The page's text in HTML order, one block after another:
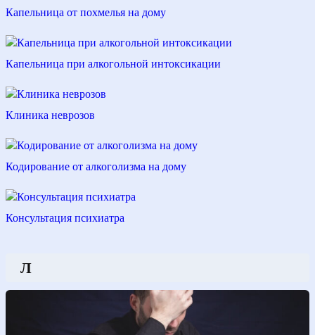
Капельница от похмелья на дому
Капельница при алкогольной интоксикации
Клиника неврозов
Кодирование от алкоголизма на дому
Консультация психиатра
Л